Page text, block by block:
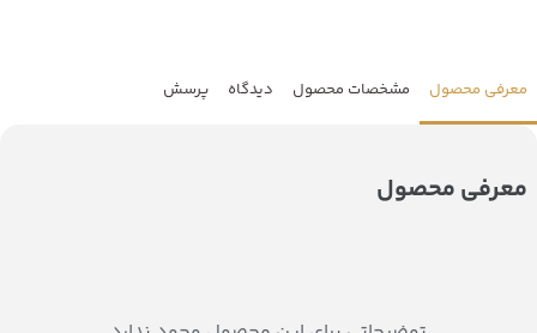
معرفی محصول مشخصات محصول دیدگاه پرسش
معرفی محصول